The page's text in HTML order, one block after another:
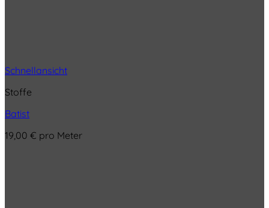
Schnellansicht
Stoffe
Batist
19,00 € pro Meter